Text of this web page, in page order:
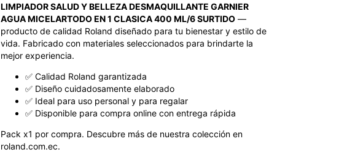
LIMPIADOR SALUD Y BELLEZA DESMAQUILLANTE GARNIER
AGUA MICELARTODO EN 1 CLASICA 400 ML/6 SURTIDO—
producto de calidad Roland diseñado para tu bienestar y estilo de
vida. Fabricado con materiales seleccionados para brindarte la
mejor experiencia.
✅ Calidad Roland garantizada
✅ Diseño cuidadosamente elaborado
✅ Ideal para uso personal y para regalar
✅ Disponible para compra online con entrega rápida
Pack x1 por compra. Descubre más de nuestra colección en
roland.com.ec.